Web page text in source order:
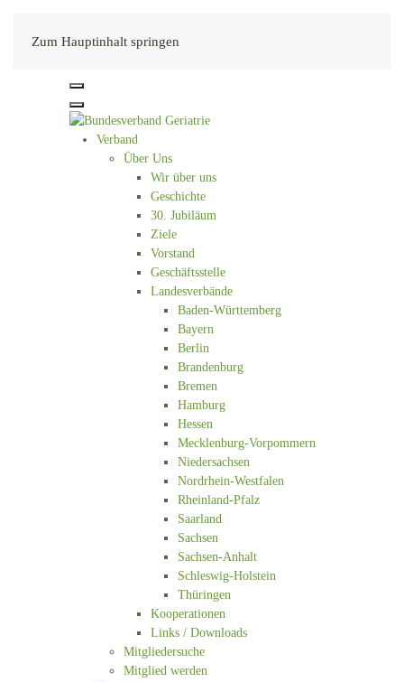
Zum Hauptinhalt springen
Kontakt
Verband
Über Uns
Wir über uns
Geschichte
30. Jubiläum
Ziele
Vorstand
Geschäftsstelle
Landesverbände
Baden-Württemberg
Bayern
Berlin
Brandenburg
Bremen
Hamburg
Hessen
Mecklenburg-Vorpommern
Niedersachsen
Nordrhein-Westfalen
Rheinland-Pfalz
Saarland
Sachsen
Sachsen-Anhalt
Schleswig-Holstein
Thüringen
Kooperationen
Links / Downloads
Mitgliedersuche
Mitglied werden